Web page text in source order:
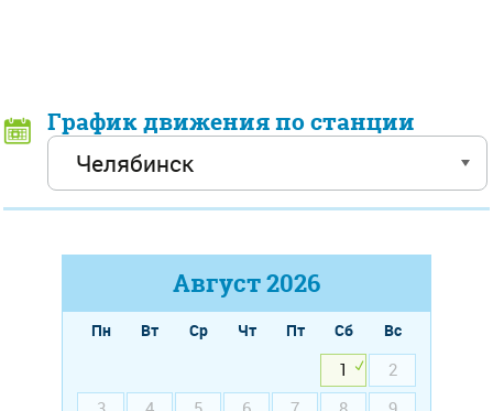
График движения по станции
Август2026
Пн Вт Ср Чт Пт Сб
Вс
1
2